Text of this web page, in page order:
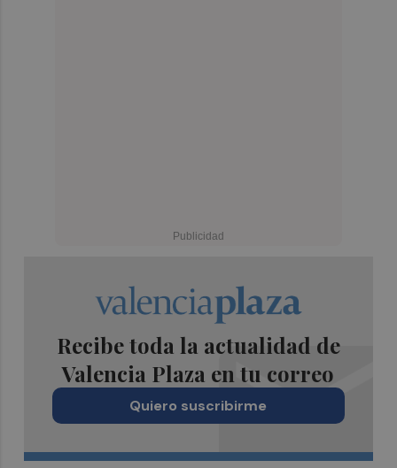
Recibe toda la actualidad de
Valencia Plaza en tu correo
Quiero suscribirme